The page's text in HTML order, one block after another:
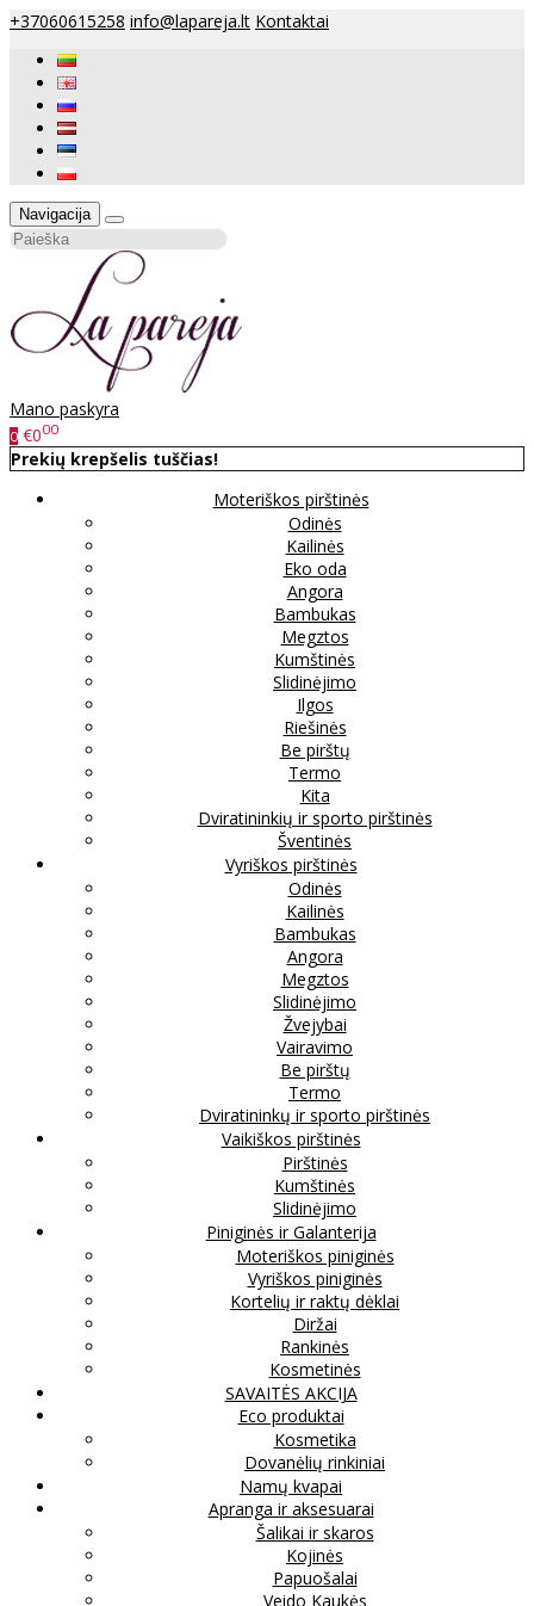
+37060615258 info@lapareja.lt Kontaktai
Navigacija
Mano paskyra
0 €000
Prekių krepšelis tuščias!
Moteriškos pirštinės
Odinės
Kailinės
Eko oda
Angora
Bambukas
Megztos
Kumštinės
Slidinėjimo
Ilgos
Riešinės
Be pirštų
Termo
Kita
Dviratininkių ir sporto pirštinės
Šventinės
Vyriškos pirštinės
Odinės
Kailinės
Bambukas
Angora
Megztos
Slidinėjimo
Žvejybai
Vairavimo
Be pirštų
Termo
Dviratininkų ir sporto pirštinės
Vaikiškos pirštinės
Pirštinės
Kumštinės
Slidinėjimo
Piniginės ir Galanterija
Moteriškos piniginės
Vyriškos piniginės
Kortelių ir raktų dėklai
Diržai
Rankinės
Kosmetinės
SAVAITĖS AKCIJA
Eco produktai
Kosmetika
Dovanėlių rinkiniai
Namų kvapai
Apranga ir aksesuarai
Šalikai ir skaros
Kojinės
Papuošalai
Veido Kaukės